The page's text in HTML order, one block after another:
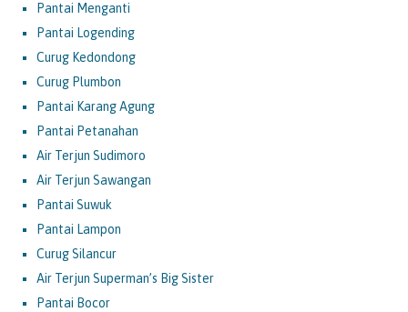
Pantai Menganti
Pantai Logending
Curug Kedondong
Curug Plumbon
Pantai Karang Agung
Pantai Petanahan
Air Terjun Sudimoro
Air Terjun Sawangan
Pantai Suwuk
Pantai Lampon
Curug Silancur
Air Terjun Superman’s Big Sister
Pantai Bocor